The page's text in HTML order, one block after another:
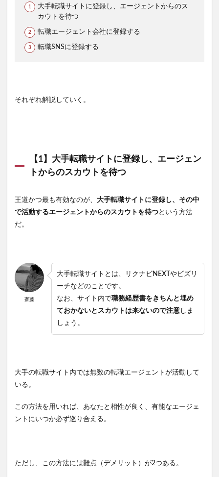
大手転職サイトに登録し、エージェントからのス
カウトを待つ
転職エージェント会社に登録する
転職SNSに登録する
それぞれ解説していく。
【1】大手転職サイトに登録し、エージェン
トからのスカウトを待つ
王道かつ最も有効なのが、 大手転職サイトに登録し、その中
で活動するエージェントからのスカウトを待つという方法
だ。
齋藤
大手転職サイトとは、リクナビNEXTやビズリ
ーチなどのことです。
なお、サイト内で職務経歴書をきちんと埋め
ておかないとスカウトは来ないので注意 しま
しょう。
大手の転職サイト内では無数の転職エージェントが活動して
いる。
この方法を用いれば、あなたと相性が良く、有能なエージェ
ントにいつか必ず巡り合える。
ただし、この方法には難点（デメリット）が2つある。